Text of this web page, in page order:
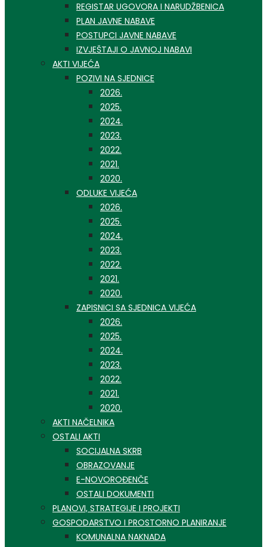
REGISTAR UGOVORA I NARUDŽBENICA
PLAN JAVNE NABAVE
POSTUPCI JAVNE NABAVE
IZVJEŠTAJI O JAVNOJ NABAVI
AKTI VIJEĆA
POZIVI NA SJEDNICE
2026.
2025.
2024.
2023.
2022.
2021.
2020.
ODLUKE VIJEĆA
2026.
2025.
2024.
2023.
2022.
2021.
2020.
ZAPISNICI SA SJEDNICA VIJEĆA
2026.
2025.
2024.
2023.
2022.
2021.
2020.
AKTI NAČELNIKA
OSTALI AKTI
SOCIJALNA SKRB
OBRAZOVANJE
E-NOVOROĐENČE
OSTALI DOKUMENTI
PLANOVI, STRATEGIJE I PROJEKTI
GOSPODARSTVO I PROSTORNO PLANIRANJE
KOMUNALNA NAKNADA